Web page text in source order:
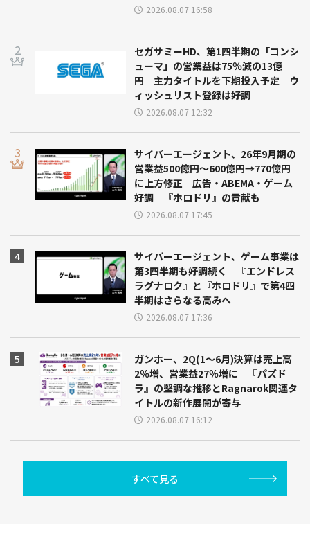
2026.08.07 16:58
セガサミーHD、第1四半期の「コンシ
ューマ」の営業益は75％減の13億
円 主力タイトルを下期投入予定 ウ
ィッシュリスト登録は好調
2026.08.07 12:32
サイバーエージェント、26年9月期の
営業益500億円～600億円→770億円
に上方修正 広告・ABEMA・ゲーム
好調 『ホロドリ』の貢献も
2026.08.07 17:45
サイバーエージェント、ゲーム事業は
第3四半期も好調続く 『エンドレス
ラグナロク』と『ホロドリ』で第4四
半期はさらなる高みへ
2026.08.07 17:36
ガンホー、2Q(1～6月)決算は売上高
2％増、営業益27％増に 『パズド
ラ』の堅調な推移とRagnarok関連タ
イトルの新作展開が寄与
2026.08.07 16:12
すべて見る